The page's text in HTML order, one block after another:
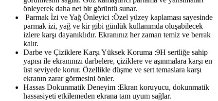
önleyerek daha net bir görüntü sunar.
Parmak İzi ve Yağ Önleyici :Özel yüzey kaplaması sayesinde
parmak izi, yağ ve kir gibi günlük kullanımda oluşabilecek
izlere karşı dayanıklıdır. Ekranınız her zaman temiz ve berrak
kalır.
Darbe ve Çiziklere Karşı Yüksek Koruma :9H sertliğe sahip
yapısı ile ekranınızı darbelere, çiziklere ve aşınmalara karşı en
üst seviyede korur. Özellikle düşme ve sert temaslara karşı
ekranın zarar görmesini önler.
Hassas Dokunmatik Deneyim :Ekran koruyucu, dokunmatik
hassasiyeti etkilemeden ekrana tam uyum sağlar.